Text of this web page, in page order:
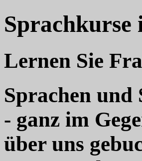
Sprachkurse
Lernen Sie
Sprachen und
- ganz im
über uns